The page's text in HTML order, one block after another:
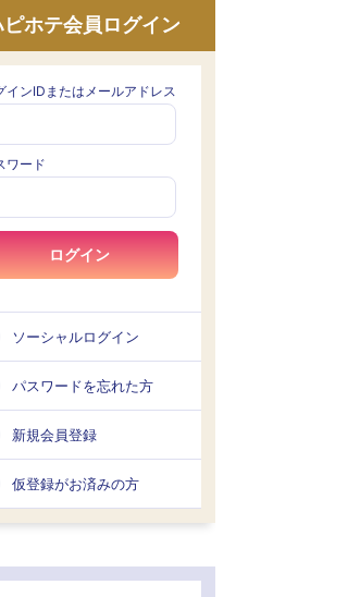
ピホテ会員ログイン
インIDまたはメールアドレス
ワード
ログイン
ソーシャルログイン
パスワードを忘れた方
新規会員登録
仮登録がお済みの方